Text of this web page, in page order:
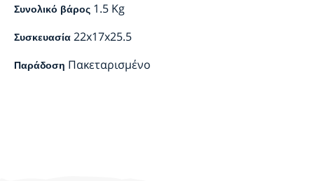
Συνολικό βάρος 1.5 Kg
Συσκευασία 22x17x25.5
Παράδοση Πακεταρισμένο